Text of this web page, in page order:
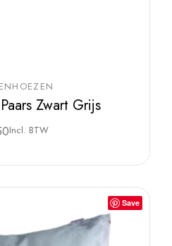
Zwart Grijs
Incl. BTW
Save